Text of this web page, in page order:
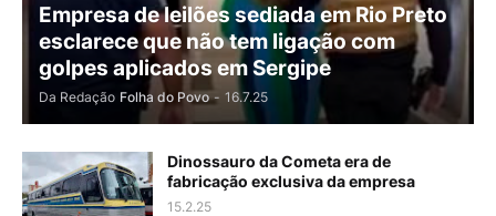
Empresa de leilões sediada em Rio Preto
esclarece que não tem ligação com
golpes aplicados em Sergipe
Da Redação Folha do Povo - 16.7.25
Dinossauro da Cometa era de
fabricação exclusiva da empresa
15.2.25